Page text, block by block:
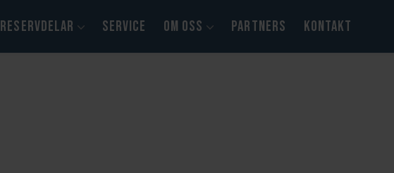
RESERVDELAR SERVICE OM OSS PARTNERS KONTAKT